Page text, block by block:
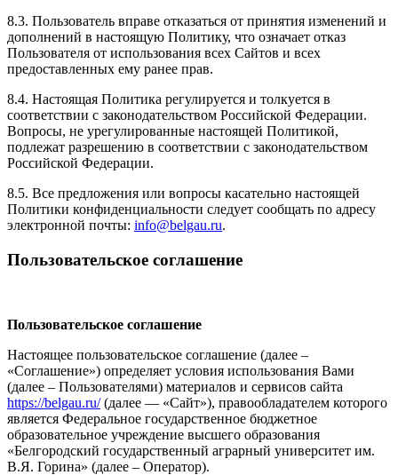
8.3. Пользователь вправе отказаться от принятия изменений и
дополнений в настоящую Политику, что означает отказ
Пользователя от использования всех Сайтов и всех
предоставленных ему ранее прав.
8.4. Настоящая Политика регулируется и толкуется в
соответствии с законодательством Российской Федерации.
Вопросы, не урегулированные настоящей Политикой,
подлежат разрешению в соответствии с законодательством
Российской Федерации.
8.5. Все предложения или вопросы касательно настоящей
Политики конфиденциальности следует сообщать по адресу
электронной почты: info@belgau.ru.
Пользовательское соглашение
Пользовательское соглашение
Настоящее пользовательское соглашение (далее –
«Соглашение») определяет условия использования Вами
(далее – Пользователями) материалов и сервисов сайта
https://belgau.ru/(далее — «Сайт»), правообладателем которого
является Федеральное государственное бюджетное
образовательное учреждение высшего образования
«Белгородский государственный аграрный университет им.
В.Я. Горина» (далее – Оператор).